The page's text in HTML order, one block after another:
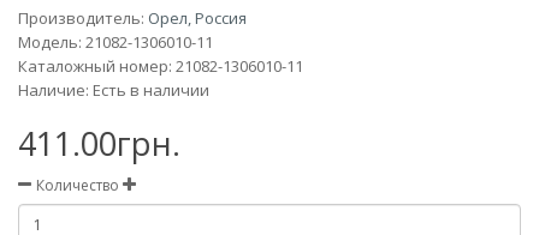
Производитель: Орел, Россия
Модель: 21082-1306010-11
Каталожный номер: 21082-1306010-11
Наличие: Есть в наличии
411.00грн.
Количество